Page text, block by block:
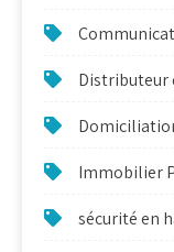
Distributeur
Immobilier
sécurité en